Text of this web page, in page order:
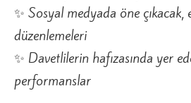
✨ Sosyal medyada öne çıkacak,
düzenlemeleri
✨ Davetlilerin hafızasında yer
performanslar